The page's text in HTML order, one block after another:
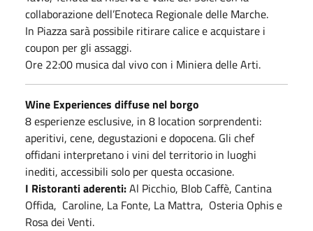
collaborazione dell’Enoteca Regionale delle Marche.
In Piazza sarà possibile ritirare calice e acquistare i
coupon per gli assaggi.
Ore 22:00 musica dal vivo con i Miniera delle Arti.
Wine Experiences diffuse nel borgo
8 esperienze esclusive, in 8 location sorprendenti:
aperitivi, cene, degustazioni e dopocena. Gli chef
offidani interpretano i vini del territorio in luoghi
inediti, accessibili solo per questa occasione.
I Ristoranti aderenti:Al Picchio, Blob Caffè, Cantina
Offida, Caroline, La Fonte, La Mattra, Osteria Ophis e
Rosa dei Venti.